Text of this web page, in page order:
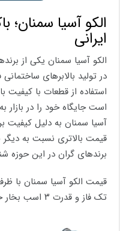
الکو آسیا سمنان؛
ایرانی
الکو آسیا سمنان یکی از
در تولید بالابرهای ساختمانی
استفاده از قطعات با کیفیت
است جایگاه خود را در بازار
آسیا سمنان به دلیل کیفیت
قیمت بالاتری نسبت به دیگر
برندهای گران در این حوزه
تک فاز و قدرت ۳ اسب بخار حدودا ۲۲,۰۰۰,۰۰۰ تومان است.